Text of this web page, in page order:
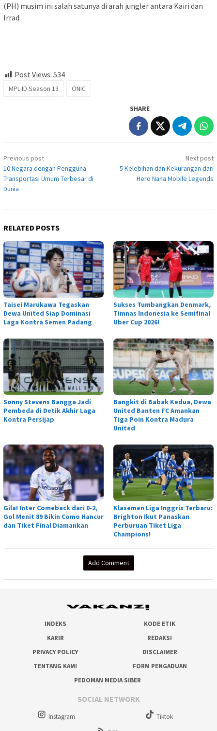
(PH) musim ini salah satunya di arah jungler antara Kairi dan
Irrad.
Post Views: 534
MPL ID Season 13 ONIC
SHARE
Post
navigation
Previous post
10 Negara dengan Pengguna
Transportasi Umum Terbesar di
Dunia
Next post
5 Kelebihan dan Kekurangan dari
Hero Nana Mobile Legends
RELATED POSTS
Taisei Marukawa Tegaskan
Dewa United Siap Dominasi
Laga Kontra Semen Padang
Sukses Tumbangkan Denmark,
Timnas Indonesia ke Semifinal
Uber Cup 2026!
Sonny Stevens Bangga Jadi
Pembeda di Detik Akhir Laga
Kontra Persijap
Bangkit di Babak Kedua, Dewa
United Banten FC Amankan
Tiga Poin Kontra Madura
United
Gila! Inter Comeback dari 0-2,
Gol Menit 89 Bikin Como Hancur
dan Tiket Final Diamankan
Klasemen Liga Inggris Terbaru:
Brighton Ikut Panaskan
Perburuan Tiket Liga
Champions!
Add Comment
INDEKS
KODE ETIK
KARIR
REDAKSI
PRIVACY POLICY
DISCLAIMER
TENTANG KAMI
FORM PENGADUAN
PEDOMAN MEDIA SIBER
SOCIAL NETWORK
Instagram
Tiktok